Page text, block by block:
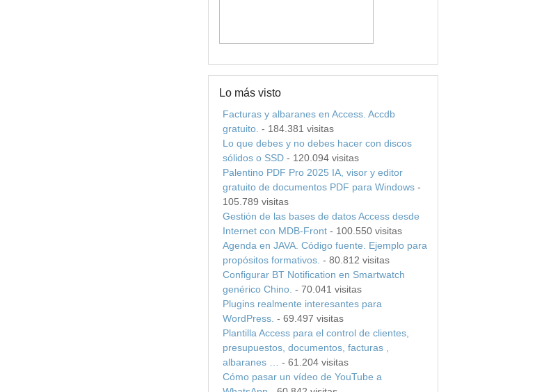
Lo más visto
Facturas y albaranes en Access. Accdb
gratuito. - 184.381 visitas
Lo que debes y no debes hacer con discos
sólidos o SSD- 120.094 visitas
Palentino PDF Pro 2025 IA, visor y editor
gratuito de documentos PDF para Windows-
105.789 visitas
Gestión de las bases de datos Access desde
Internet con MDB-Front- 100.550 visitas
Agenda en JAVA. Código fuente. Ejemplo para
propósitos formativos. - 80.812 visitas
Configurar BT Notification en Smartwatch
genérico Chino. - 70.041 visitas
Plugins realmente interesantes para
WordPress. - 69.497 visitas
Plantilla Access para el control de clientes,
presupuestos, documentos, facturas ,
albaranes …
- 61.204 visitas
Cómo pasar un vídeo de YouTube a